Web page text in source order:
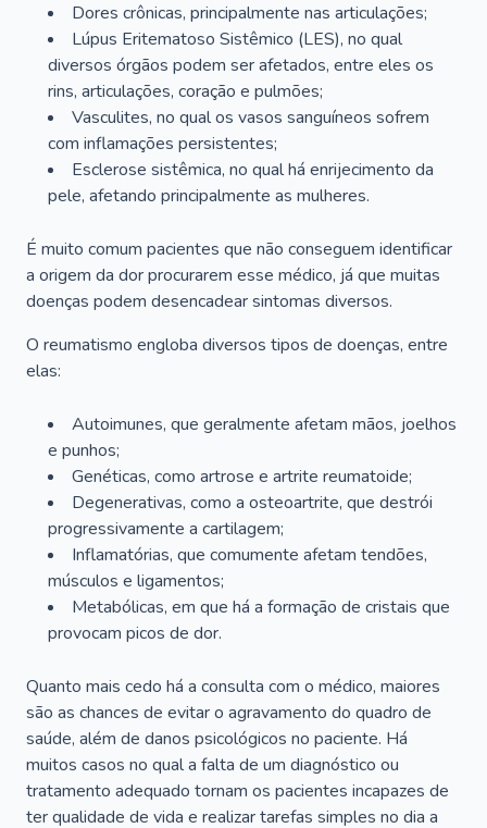
Dores crônicas, principalmente nas articulações;
Lúpus Eritematoso Sistêmico (LES), no qual
diversos órgãos podem ser afetados, entre eles os
rins, articulações, coração e pulmões;
Vasculites, no qual os vasos sanguíneos sofrem
com inflamações persistentes;
Esclerose sistêmica, no qual há enrijecimento da
pele, afetando principalmente as mulheres.
É muito comum pacientes que não conseguem identificar
a origem da dor procurarem esse médico, já que muitas
doenças podem desencadear sintomas diversos.
O reumatismo engloba diversos tipos de doenças, entre
elas:
Autoimunes, que geralmente afetam mãos, joelhos
e punhos;
Genéticas, como artrose e artrite reumatoide;
Degenerativas, como a osteoartrite, que destrói
progressivamente a cartilagem;
Inflamatórias, que comumente afetam tendões,
músculos e ligamentos;
Metabólicas, em que há a formação de cristais que
provocam picos de dor.
Quanto mais cedo há a consulta com o médico, maiores
são as chances de evitar o agravamento do quadro de
saúde, além de danos psicológicos no paciente. Há
muitos casos no qual a falta de um diagnóstico ou
tratamento adequado tornam os pacientes incapazes de
ter qualidade de vida e realizar tarefas simples no dia a